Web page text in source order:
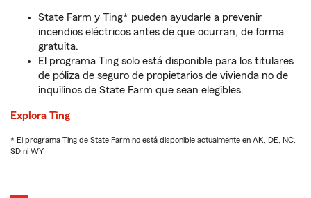
State Farm y Ting* pueden ayudarle a prevenir
incendios eléctricos antes de que ocurran, de forma
gratuita.
El programa Ting solo está disponible para los titulares
de póliza de seguro de propietarios de vivienda no de
inquilinos de State Farm que sean elegibles.
Explora Ting
* El programa Ting de State Farm no está disponible actualmente en AK, DE, NC,
SD ni WY